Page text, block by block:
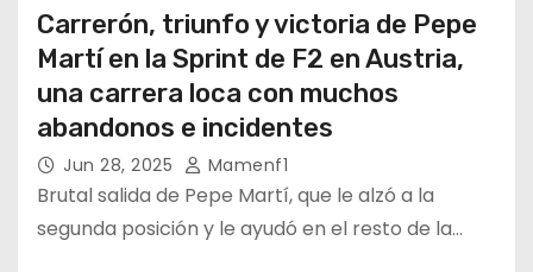
Carrerón, triunfo y victoria de Pepe
Martí en la Sprint de F2 en Austria,
una carrera loca con muchos
abandonos e incidentes
Jun 28, 2025 Mamenf1
Brutal salida de Pepe Martí, que le alzó a la
segunda posición y le ayudó en el resto de la…